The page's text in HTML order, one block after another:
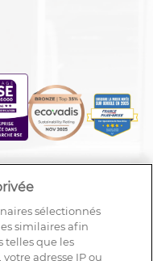
sélectionnés
similaires afin
telles que les
adresse IP ou